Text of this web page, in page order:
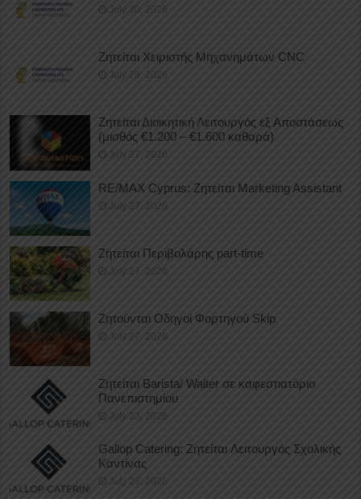
July 30, 2026
Ζητείται Χειριστής Μηχανημάτων CNC
July 29, 2026
Ζητείται Διοικητική Λειτουργός εξ Αποστάσεως
(μισθός €1.200 – €1.600 καθαρά)
July 27, 2026
RE/MAX Cyprus: Ζητείται Marketing Assistant
July 27, 2026
Ζητείται Περιβολάρης part-time
July 27, 2026
Ζητούνται Οδηγοί Φορτηγού Skip
July 27, 2026
Ζητείται Barista/ Waiter σε καφεστιατόριο
Πανεπιστημίου
July 23, 2026
Gallop Catering: Ζητείται Λειτουργός Σχολικής
Καντίνας
July 23, 2026